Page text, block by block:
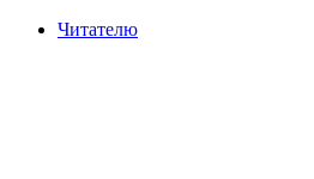
Читателю